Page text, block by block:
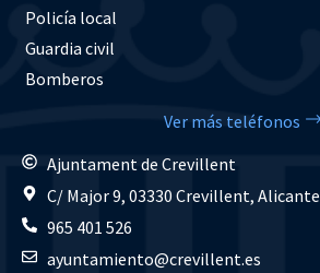
Policía local
Guardia civil
Bomberos
Ver más teléfonos
Ajuntament de Crevillent
C/ Major 9, 03330 Crevillent, Alicante
965 401 526
ayuntamiento@crevillent.es